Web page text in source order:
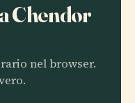
Chendor
nel browser.